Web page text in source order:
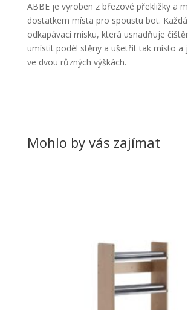
ABBE je vyroben z březové překližky a
dostatkem místa pro spoustu bot.
odkapávací misku, která usnadňuje
umístit podél stěny a ušetřit tak místo a
ve dvou různých výškách.
Mohlo by vás zajímat